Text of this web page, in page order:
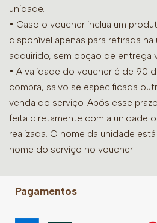
unidade.
• Caso o voucher inclua um
disponível apenas para retirada
adquirido, sem opção de entrega
• A validade do voucher é de 90
compra, salvo se especificada
venda do serviço. Após esse
feita diretamente com a unidade
realizada. O nome da unidade
nome do serviço no voucher.
Pagamentos